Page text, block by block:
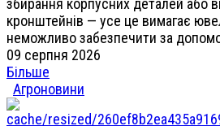
кронштейнів — усе це вимагає
неможливо забезпечити за
09 серпня 2026
Більше
Агроновини